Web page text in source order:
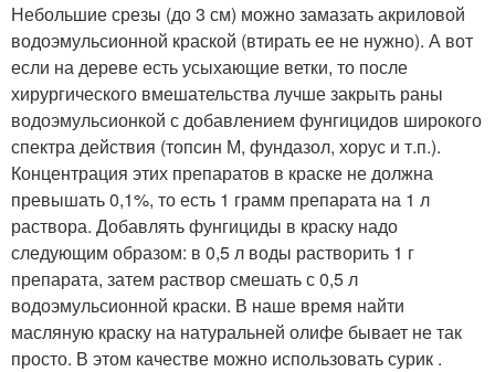
Небольшие срезы (до 3 см) можно замазать акриловой
водоэмульсионной краской (втирать ее не нужно). А вот
если на дереве есть усыхающие ветки, то после
хирургического вмешательства лучше закрыть раны
водоэмульсионкой с добавлением фунгицидов широкого
спектра действия (топсин М, фундазол, хорус и т.п.).
Концентрация этих препаратов в краске не должна
превышать 0,1%, то есть 1 грамм препарата на 1 л
раствора. Добавлять фунгициды в краску надо
следующим образом: в 0,5 л воды растворить 1 г
препарата, затем раствор смешать с 0,5 л
водоэмульсионной краски. В наше время найти
масляную краску на натуральней олифе бывает не так
просто. В этом качестве можно использовать сурик .